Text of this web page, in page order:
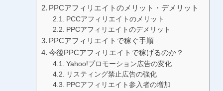
PPCアフィリエイトのメリット・デメリット
PCCアフィリエイトのメリット
PPCアフィリエイトのデメリット
PPCアフィリエイトで稼ぐ手順
今後PPCアフィリエイトで稼げるのか？
Yahoo!プロモーション広告の変化
リスティング禁止広告の強化
PPCアフィリエイト参入者の増加